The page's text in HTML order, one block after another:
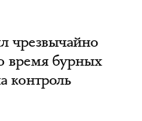
чрезвычайно
время бурных
контроль